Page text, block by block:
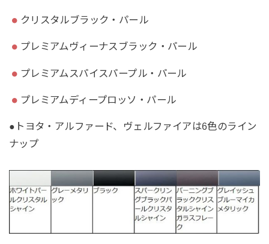
クリスタルブラック・パール
プレミアムヴィーナスブラック・パール
プレミアムスパイスパープル・パール
プレミアムディープロッソ・パール
●トヨタ・アルファード、ヴェルファイアは6色のライン
ナップ